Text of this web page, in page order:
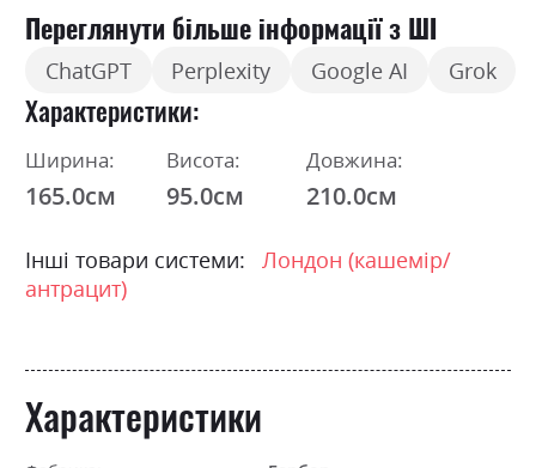
Переглянути більше інформації з ШІ
ChatGPT Perplexity Google AI Grok
Характеристики
Ширина:
165.0см
Висота:
95.0см
Довжина:
210.0см
Інші товари системи:
Лондон (кашемір/
антрацит)
Характеристики